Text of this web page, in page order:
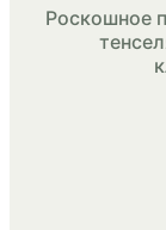
Роскошное